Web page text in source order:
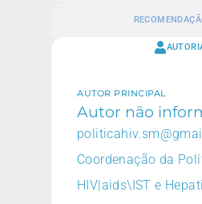
AUTOR PRINCIPAL
Autor não
Coordenação da
HIV|aids\IST e